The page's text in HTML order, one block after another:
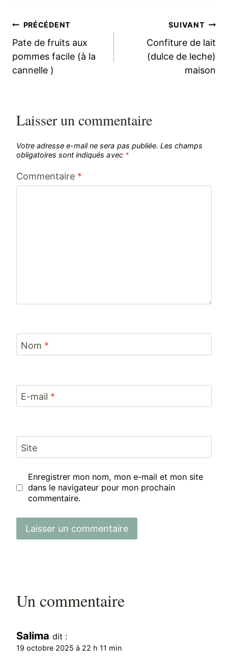
Navigation
de
l’article
PRÉCÉDENT
Pate de fruits aux
pommes facile (à la
cannelle )
SUIVANT
Confiture de lait
(dulce de leche)
maison
Laisser un commentaire
Votre adresse e-mail ne sera pas publiée. Les champs
obligatoires sont indiqués avec *
Commentaire *
Nom *
E-mail *
Site
Enregistrer mon nom, mon e-mail et mon site
dans le navigateur pour mon prochain
commentaire.
Un commentaire
Salima dit :
19 octobre 2025 à 22 h 11 min